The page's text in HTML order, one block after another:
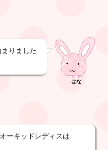
りました
はな
ーキッドレディスは